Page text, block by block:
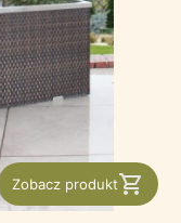
Zobacz produkt